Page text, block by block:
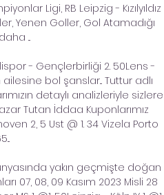
Ligi, RB Leipzig - Kızılyıldız
Yenen Goller, Gol Atamadığı
...
- Gençlerbirliği 2. 50Lens -
bol şanslar... Tuttur adlı
detaylı analizleriyle sizlere
Tutan İddaa Kuponlarımız
2, 5 Ust @ 1. 34 Vizela Porto
yakın geçmişte doğan
07, 08, 09 Kasım 2023 Misli 28